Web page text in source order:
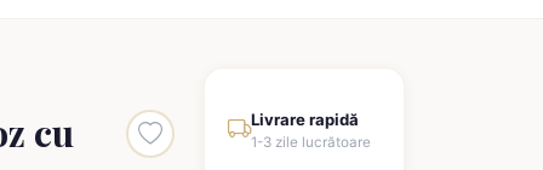
cu
Livrare rapidă
1-3 zile lucrătoare